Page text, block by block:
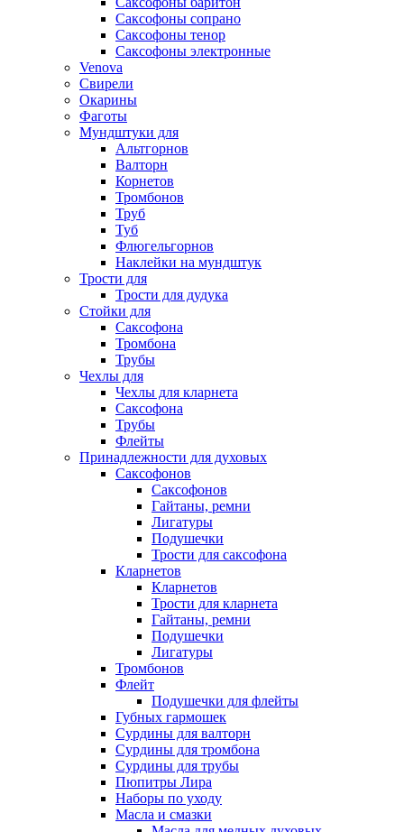
Саксофоны сопрано
Саксофоны тенор
Саксофоны электронные
Venova
Свирели
Окарины
Фаготы
Мундштуки для
Альтгорнов
Валторн
Корнетов
Тромбонов
Труб
Туб
Флюгельгорнов
Наклейки на мундштук
Трости для
Трости для дудука
Стойки для
Саксофона
Тромбона
Трубы
Чехлы для
Чехлы для кларнета
Саксофона
Трубы
Флейты
Принадлежности для духовых
Саксофонов
Саксофонов
Гайтаны, ремни
Лигатуры
Подушечки
Трости для саксофона
Кларнетов
Кларнетов
Трости для кларнета
Гайтаны, ремни
Подушечки
Лигатуры
Тромбонов
Флейт
Подушечки для флейты
Губных гармошек
Сурдины для валторн
Сурдины для тромбона
Сурдины для трубы
Пюпитры Лира
Наборы по уходу
Масла и смазки